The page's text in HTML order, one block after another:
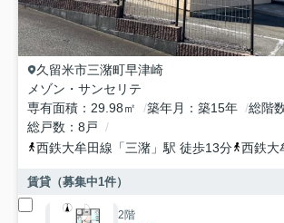
久留米市三潴町早津崎
メゾン・サンセリテ
専有面積
29.98㎡ 築年月 築15年 総階
総戸数
8戸
西鉄大牟田線 「三潴 」駅 徒歩13分 西鉄大
賃貸（募集中1件）
2階